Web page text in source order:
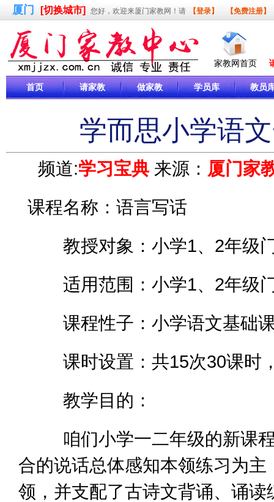
厦门 [切换城市] 您好，欢迎来厦门家教网！请 【登录】 【免费注册】
家教网首页
首页 请家教 做家教 学员库 教员
学而思小学语
频道:学习宝典 来源： 厦门家
课程名称：语言写话
教授对象：小学1、2年级
适用范围：小学1、2年级
课程性子：小学语文基础
课时设置：共15次30课时
教学目的：
咱们小学一二年级的新课程
合的说话总体感知本领练习为
领，并支配了古诗文背诵、诵